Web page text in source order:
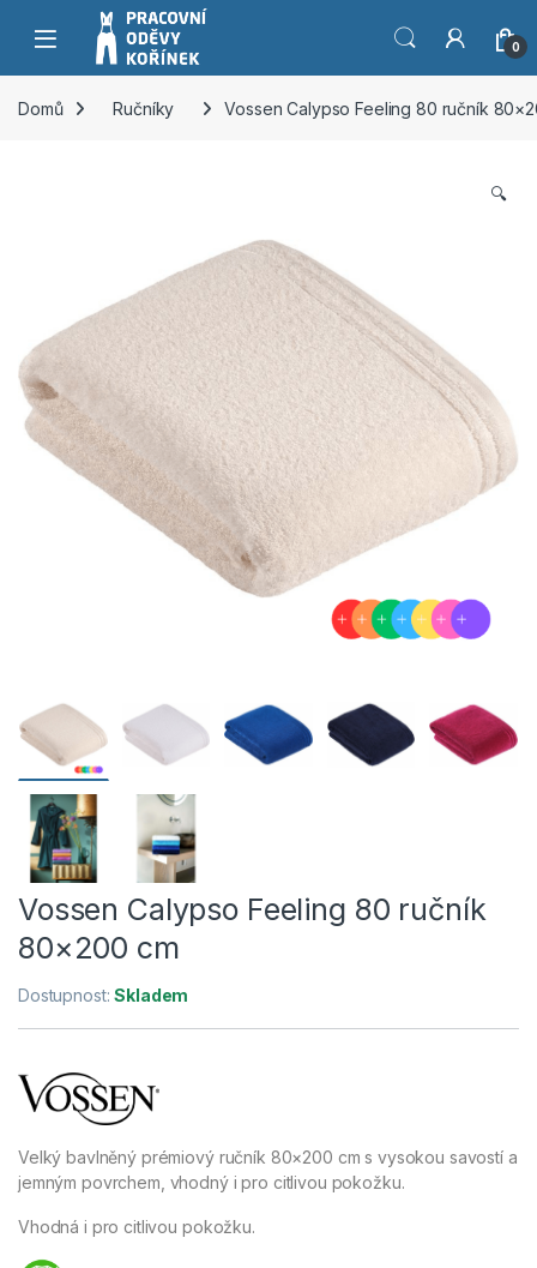
Přeskočit na navigaci
Přeskočit na obsah
0
Domů Ručníky Vossen Calypso Feeling 80 ručník
🔍
Vossen Calypso Feeling 80 ručník
80×200 cm
Dostupnost:Skladem
Velký bavlněný prémiový ručník 80×200 cm s vysokou savostí a
jemným povrchem, vhodný i pro citlivou pokožku.
Vhodná i pro citlivou pokožku.